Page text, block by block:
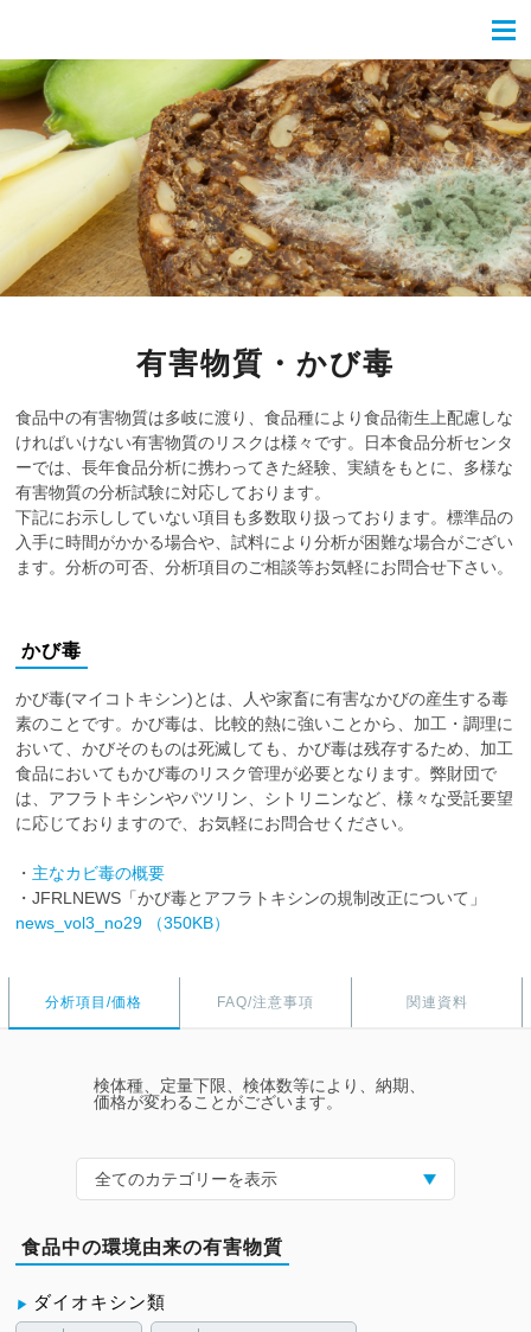
有害物質・かび毒
食品中の有害物質は多岐に渡り、食品種により食品衛生上配慮しな
ければいけない有害物質のリスクは様々です。日本食品分析センタ
ーでは、長年食品分析に携わってきた経験、実績をもとに、多様な
有害物質の分析試験に対応しております。
下記にお示ししていない項目も多数取り扱っております。標準品の
入手に時間がかかる場合や、試料により分析が困難な場合がござい
ます。分析の可否、分析項目のご相談等お気軽にお問合せ下さい。
かび毒
かび毒(マイコトキシン)とは、人や家畜に有害なかびの産生する毒
素のことです。かび毒は、比較的熱に強いことから、加工・調理に
おいて、かびそのものは死滅しても、かび毒は残存するため、加工
食品においてもかび毒のリスク管理が必要となります。弊財団で
は、アフラトキシンやパツリン、シトリニンなど、様々な受託要望
に応じておりますので、お気軽にお問合せください。
・ 主なカビ毒の概要
・JFRLNEWS「かび毒とアフラトキシンの規制改正について」
news_vol3_no29 （350KB）
分析項目/価格 FAQ/注意事項 関連資料
検体種、定量下限、検体数等により、納期、
価格が変わることがございます。
全てのカテゴリーを表示
食品中の環境由来の有害物質
ダイオキシン類